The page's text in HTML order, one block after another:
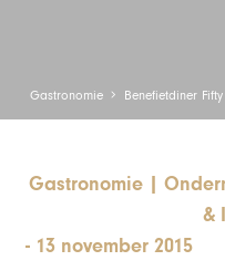
Gastronomie Benefietdiner
Gastronomie
&
- 13 november 2015